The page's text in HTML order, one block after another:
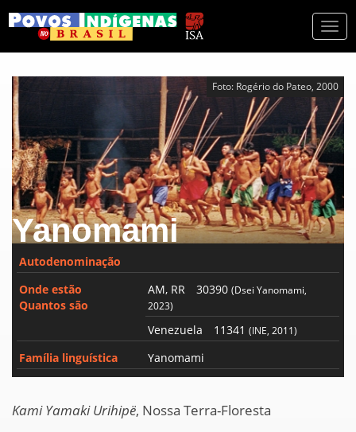
Foto: Rogério do Pateo, 2000
Yanomami
Autodenominação
Onde estão
Quantos são
AM, RR 30390(Dsei Yanomami,
2023)
Venezuela 11341(INE, 2011)
Família linguística Yanomami
Kami Yamaki Urihipë, Nossa Terra-Floresta